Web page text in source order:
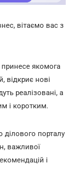
вітаємо вас з
якомога
відкриє нові
реалізовані, а
і коротким.
ділового порталу
важливої
і